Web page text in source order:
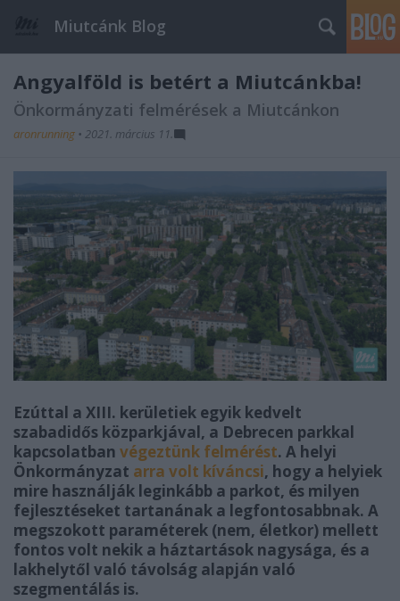
Miutcánk Blog
Angyalföld is betért a Miutcánkba!
Önkormányzati felmérések a Miutcánkon
aronrunning • 2021. március 11.
Ezúttal a XIII. kerületiek egyik kedvelt
szabadidős közparkjával, a Debrecen parkkal
kapcsolatban végeztünk felmérést. A helyi
Önkormányzat arra volt kíváncsi, hogy a helyiek
mire használják leginkább a parkot, és milyen
fejlesztéseket tartanának a legfontosabbnak. A
megszokott paraméterek (nem, életkor) mellett
fontos volt nekik a háztartások nagysága, és a
lakhelytől való távolság alapján való
szegmentálás is.